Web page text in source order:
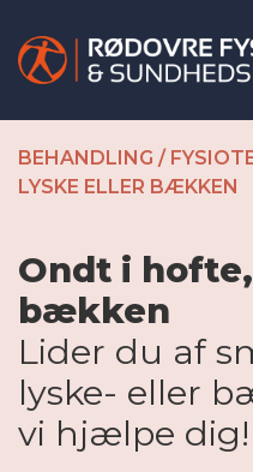
BEHANDLING /
LYSKE ELLER BÆKKEN
Ondt i
bækken
Lider du af
lyske- eller
vi hjælpe dig!